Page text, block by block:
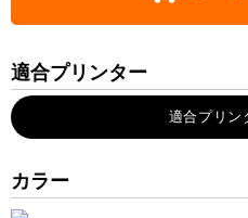
適合プリンター
カラー